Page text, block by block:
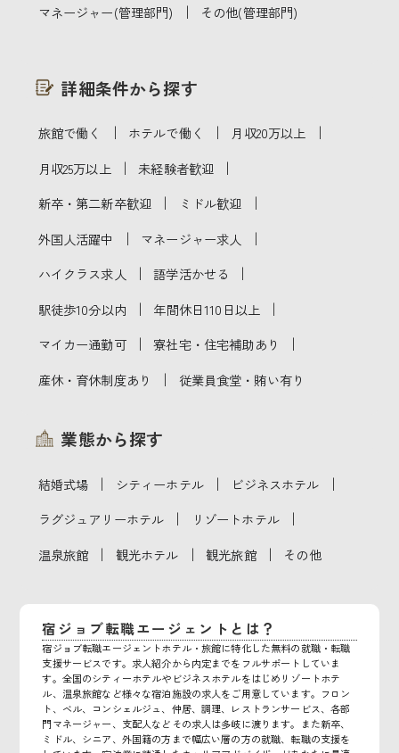
マネージャー(管理部門) ｜ その他(管理部門)
詳細条件から探す
旅館で働く ｜ ホテルで働く ｜ 月収20万以上 ｜
月収25万以上 ｜ 未経験者歓迎 ｜
新卒・第二新卒歓迎 ｜ ミドル歓迎 ｜
外国人活躍中 ｜ マネージャー求人 ｜
ハイクラス求人 ｜ 語学活かせる ｜
駅徒歩10分以内 ｜ 年間休日110日以上 ｜
マイカー通勤可 ｜ 寮社宅・住宅補助あり ｜
産休・育休制度あり ｜ 従業員食堂・賄い有り
業態から探す
結婚式場 ｜ シティーホテル ｜ ビジネスホテル ｜
ラグジュアリーホテル ｜ リゾートホテル ｜
温泉旅館 ｜ 観光ホテル ｜ 観光旅館 ｜ その他
宿ジョブ転職エージェントとは？
宿ジョブ転職エージェントホテル・旅館に特化した無料の就職・転職
支援サービスです。求人紹介から内定までをフルサポートしていま
す。全国のシティーホテルやビジネスホテルをはじめリゾートホテ
ル、温泉旅館など様々な宿泊施設の求人をご用意しています。フロン
ト、ベル、コンシェルジュ、仲居、調理、レストランサービス、各部
門マネージャー、支配人などその求人は多岐に渡ります。また新卒、
ミドル、シニア、外国籍の方まで幅広い層の方の就職、転職の支援を